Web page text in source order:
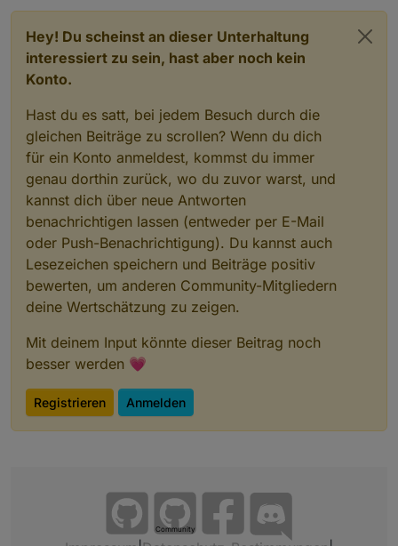
Hey! Du scheinst an dieser Unterhaltung
interessiert zu sein, hast aber noch kein
Konto.
Hast du es satt, bei jedem Besuch durch die
gleichen Beiträge zu scrollen? Wenn du dich
für ein Konto anmeldest, kommst du immer
genau dorthin zurück, wo du zuvor warst, und
kannst dich über neue Antworten
benachrichtigen lassen (entweder per E-Mail
oder Push-Benachrichtigung). Du kannst auch
Lesezeichen speichern und Beiträge positiv
bewerten, um anderen Community-Mitgliedern
deine Wertschätzung zu zeigen.
Mit deinem Input könnte dieser Beitrag noch
besser werden 💗
Registrieren Anmelden
Community